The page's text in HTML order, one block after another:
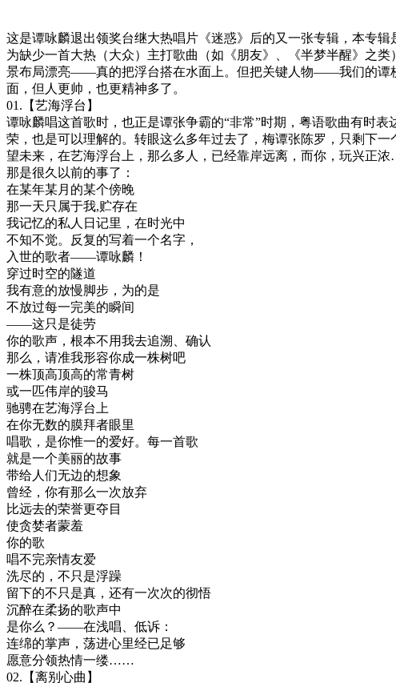
这是谭咏麟退出领奖台继大热唱片《迷惑》后的又一张专辑，本专
为缺少一首大热（大众）主打歌曲（如《朋友》、《半梦半醒》之
景布局漂亮——真的把浮台搭在水面上。但把关键人物——我们的谭
面，但人更帅，也更精神多了。
01.【艺海浮台】
谭咏麟唱这首歌时，也正是谭张争霸的“非常”时期，粤语歌曲有时
荣，也是可以理解的。转眼这么多年过去了，梅谭张陈罗，只剩下
望未来，在艺海浮台上，那么多人，已经靠岸远离，而你，玩兴正
那是很久以前的事了：
在某年某月的某个傍晚
那一天只属于我,贮存在
我记忆的私人日记里，在时光中
不知不觉。反复的写着一个名字，
入世的歌者——谭咏麟！
穿过时空的隧道
我有意的放慢脚步，为的是
不放过每一完美的瞬间
——这只是徒劳
你的歌声，根本不用我去追溯、确认
那么，请准我形容你成一株树吧
一株顶高顶高的常青树
或一匹伟岸的骏马
驰骋在艺海浮台上
在你无数的膜拜者眼里
唱歌，是你惟一的爱好。每一首歌
就是一个美丽的故事
带给人们无边的想象
曾经，你有那么一次放弃
比远去的荣誉更夺目
使贪婪者蒙羞
你的歌
唱不完亲情友爱
洗尽的，不只是浮躁
留下的不只是真，还有一次次的彻悟
沉醉在柔扬的歌声中
是你么？——在浅唱、低诉：
连绵的掌声，荡进心里经已足够
愿意分领热情一缕……
02.【离别心曲】